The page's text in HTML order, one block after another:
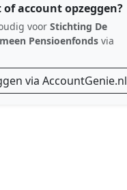
account opzeggen?
voor Stichting De
Pensioenfonds via
via AccountGenie.nl